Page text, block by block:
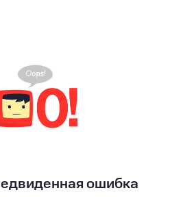
ошибка